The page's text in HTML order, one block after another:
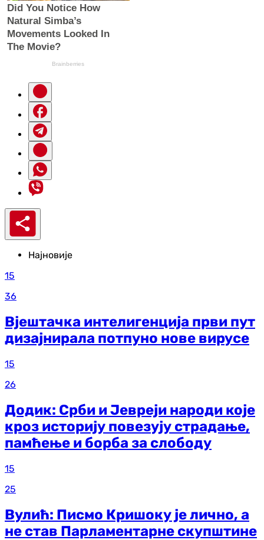
Најновије
15
36
Вјештачка интелигенција први пут
дизајнирала потпуно нове вирусе
15
26
Додик: Срби и Јевреји народи које
кроз историју повезују страдање,
памћење и борба за слободу
15
25
Вулић: Писмо Кришоку је лично, а
не став Парламентарне скупштине